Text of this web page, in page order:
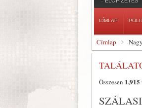
CÍMLAP
Címlap
Összesen 1,915